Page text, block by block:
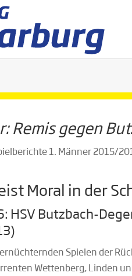
Remis gegen
1. Männer 2015/
Moral in der
HSV Butzbach-
Spielen der
Wettenberg, Linden